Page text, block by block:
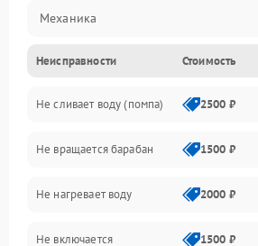
Механика
Электропитание
Водоснабжение
Слив
Программное обеспечение
Неисправности Стоимость
Не сливает воду (помпа) 2500 ₽
Не вращается барабан 1500 ₽
Не нагревает воду 2000 ₽
Не включается 1500 ₽